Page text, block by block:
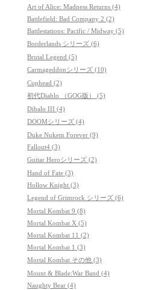
Art of Alice: Madness Returns (4)
Battlefield: Bad Company 2 (2)
Battlestations: Pacific / Midway (5)
Borderlands シリーズ (6)
Brutal Legend (5)
Carmageddonシリーズ (10)
Cuphead (2)
初代Diablo （GOG版） (5)
Dibalo III (4)
DOOMシリーズ (4)
Duke Nukem Forever (9)
Fallout4 (3)
Guitar Heroシリーズ (2)
Hand of Fate (3)
Hollow Knight (3)
Legend of Grimrock シリーズ (6)
Mortal Kombat 9 (8)
Mortal Kombat X (5)
Mortal Kombat 11 (2)
Mortal Kombat 1 (3)
Mortal Kombat その他 (3)
Mount & Blade:War Band (4)
Naughty Bear (4)